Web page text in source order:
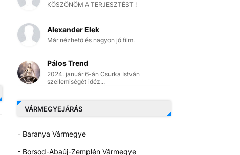
KÖSZÖNÖM A TERJESZTÉST !
Alexander Elek
Már nézhető és nagyon jó film.
Pálos Trend
2024. január 6-án Csurka István
szellemiségét idéz...
VÁRMEGYEJÁRÁS
- Baranya Vármegye
- Borsod-Abaúj-Zemplén Vármegye